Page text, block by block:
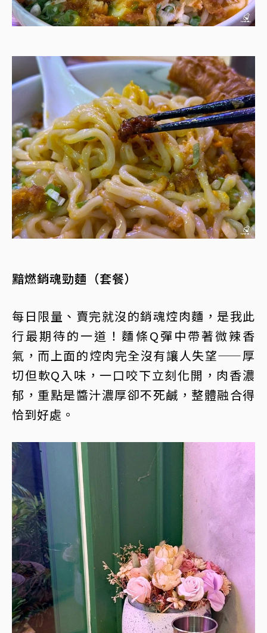
黯燃銷魂勁麵（套餐）
每日限量、賣完就沒的銷魂焢肉麵，是我此
行最期待的一道！麵條Q彈中帶著微辣香
氣，而上面的焢肉完全沒有讓人失望——厚
切但軟Q入味，一口咬下立刻化開，肉香濃
郁，重點是醬汁濃厚卻不死鹹，整體融合得
恰到好處。